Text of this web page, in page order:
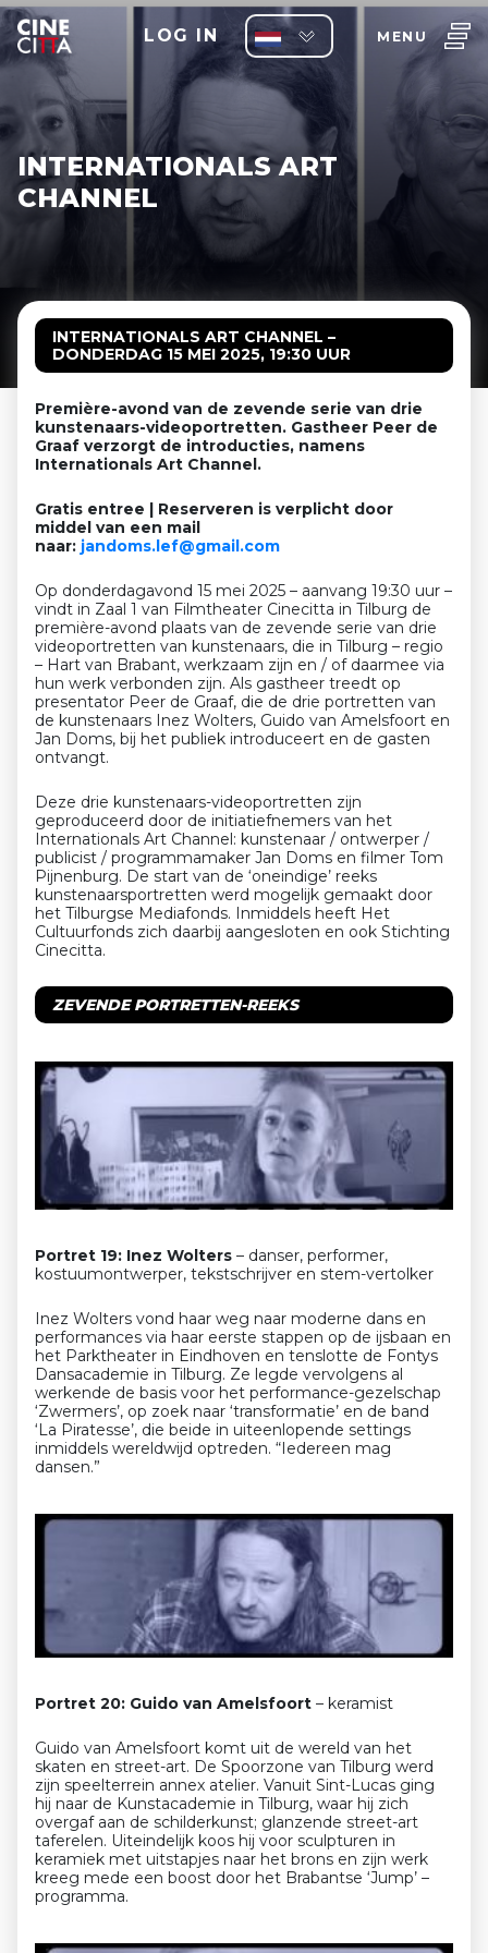
LOG IN MENU
INTERNATIONALS ART
CHANNEL
INTERNATIONALS ART CHANNEL –
DONDERDAG 15 MEI 2025, 19:30 UUR
Première-avond van de zevende serie van drie
kunstenaars-videoportretten. Gastheer Peer de
Graaf verzorgt de introducties, namens
Internationals Art Channel.
Gratis entree | Reserveren is verplicht door
middel van een mail
naar: jandoms.lef@gmail.com
Op donderdagavond 15 mei 2025 – aanvang 19:30 uur –
vindt in Zaal 1 van Filmtheater Cinecitta in Tilburg de
première-avond plaats van de zevende serie van drie
videoportretten van kunstenaars, die in Tilburg – regio
– Hart van Brabant, werkzaam zijn en / of daarmee via
hun werk verbonden zijn. Als gastheer treedt op
presentator Peer de Graaf, die de drie portretten van
de kunstenaars Inez Wolters, Guido van Amelsfoort en
Jan Doms, bij het publiek introduceert en de gasten
ontvangt.
Deze drie kunstenaars-videoportretten zijn
geproduceerd door de initiatiefnemers van het
Internationals Art Channel: kunstenaar / ontwerper /
publicist / programmamaker Jan Doms en filmer Tom
Pijnenburg. De start van de ‘oneindige’ reeks
kunstenaarsportretten werd mogelijk gemaakt door
het Tilburgse Mediafonds. Inmiddels heeft Het
Cultuurfonds zich daarbij aangesloten en ook Stichting
Cinecitta.
ZEVENDE PORTRETTEN-REEKS
Portret 19: Inez Wolters – danser, performer,
kostuumontwerper, tekstschrijver en stem-vertolker
Inez Wolters vond haar weg naar moderne dans en
performances via haar eerste stappen op de ijsbaan en
het Parktheater in Eindhoven en tenslotte de Fontys
Dansacademie in Tilburg. Ze legde vervolgens al
werkende de basis voor het performance-gezelschap
‘Zwermers’, op zoek naar ‘transformatie’ en de band
‘La Piratesse’, die beide in uiteenlopende settings
inmiddels wereldwijd optreden. “Iedereen mag
dansen.”
Portret 20: Guido van Amelsfoort – keramist
Guido van Amelsfoort komt uit de wereld van het
skaten en street-art. De Spoorzone van Tilburg werd
zijn speelterrein annex atelier. Vanuit Sint-Lucas ging
hij naar de Kunstacademie in Tilburg, waar hij zich
overgaf aan de schilderkunst; glanzende street-art
taferelen. Uiteindelijk koos hij voor sculpturen in
keramiek met uitstapjes naar het brons en zijn werk
kreeg mede een boost door het Brabantse ‘Jump’ –
programma.